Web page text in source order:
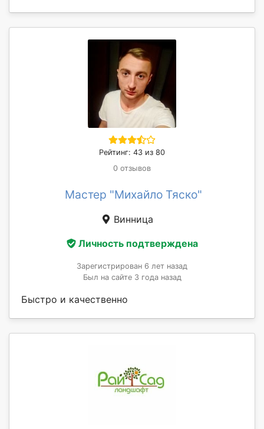
Рейтинг: 43 из 80
0 отзывов
Мастер "Михайло Тяско"
Винница
Личность подтверждена
Зарегистрирован 6 лет назад
Был на сайте 3 года назад
Быстро и качественно